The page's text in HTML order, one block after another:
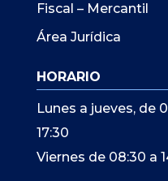
Fiscal – Mercantil
Área Jurídica
HORARIO
Lunes a jueves, de
17:30
Viernes de 08:30 a